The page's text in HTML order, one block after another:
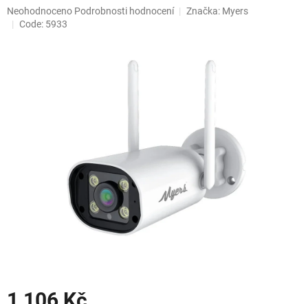
Průměrné
hodnocení
Neohodnoceno Podrobnosti hodnocení Značka: Myers
Code: 5933